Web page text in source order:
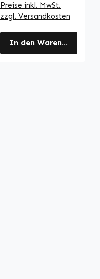
Preise inkl. MwSt.
zzgl. Versandkosten
In den Warenkorb